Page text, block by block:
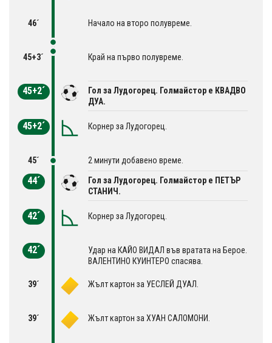
46´ Начало на второ полувреме.
45+3´ Край на първо полувреме.
45+2´
Гол за Лудогорец. Голмайстор е КВАДВО
ДУА.
45+2´ Корнер за Лудогорец.
45´ 2 минути добавено време.
44´
Гол за Лудогорец. Голмайстор е ПЕТЪР
СТАНИЧ.
42´ Корнер за Лудогорец.
42´
Удар на КАЙО ВИДАЛ във вратата на Берое.
ВАЛЕНТИНО КУИНТЕРО спасява.
39´ Жълт картон за УЕСЛЕЙ ДУАЛ.
39´ Жълт картон за ХУАН САЛОМОНИ.